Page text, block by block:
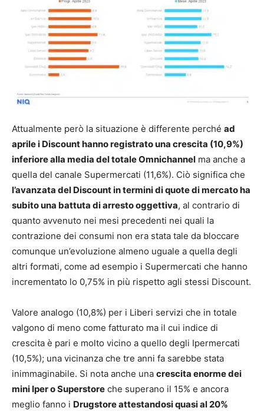
Attualmente però la situazione è differente perché ad
aprile i Discount hanno registrato una crescita (10,9%)
inferiore alla media del totale Omnichannel ma anche a
quella del canale Supermercati (11,6%). Ciò significa che
l’avanzata del Discount in termini di quote di mercato ha
subito una battuta di arresto oggettiva, al contrario di
quanto avvenuto nei mesi precedenti nei quali la
contrazione dei consumi non era stata tale da bloccare
comunque un’evoluzione almeno uguale a quella degli
altri formati, come ad esempio i Supermercati che hanno
incrementato lo 0,75% in più rispetto agli stessi Discount.
Valore analogo (10,8%) per i Liberi servizi che in totale
valgono di meno come fatturato ma il cui indice di
crescita è pari e molto vicino a quello degli Ipermercati
(10,5%); una vicinanza che tre anni fa sarebbe stata
inimmaginabile. Si nota anche una crescita enorme dei
mini Iper o Superstore che superano il 15% e ancora
meglio fanno i Drugstore attestandosi quasi al 20%